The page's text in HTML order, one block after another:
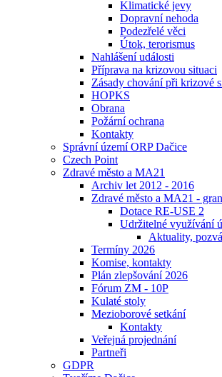
Klimatické jevy
Dopravní nehoda
Podezřelé věci
Útok, terorismus
Nahlášení události
Příprava na krizovou situaci
Zásady chování při krizové
HOPKS
Obrana
Požární ochrana
Kontakty
Správní území ORP Dačice
Czech Point
Zdravé město a MA21
Archiv let 2012 - 2016
Zdravé město a MA21 -
Dotace RE-USE 2
Udržitelné využívání
Aktuality,
Termíny 2026
Komise, kontakty
Plán zlepšování 2026
Fórum ZM - 10P
Kulaté stoly
Mezioborové setkání
Kontakty
Veřejná projednání
Partneři
GDPR